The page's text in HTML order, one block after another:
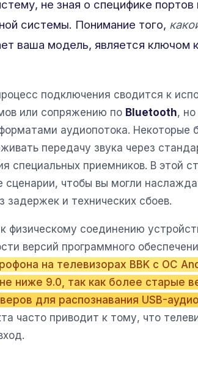
не зная о специфике
системы. Понимание того,
ваша модель, является ключом
подключения сводится к
или сопряжению по Bluetooth,
аудиопотока. Некоторые
передачу звука через
специальных приемников. В этой
чтобы вы могли
задержек и технических сбоев.
физическому соединению
версий программного
на телевизорах BBK с ОС
ниже 9.0, так как более старые
для распознавания USB-
часто приводит к тому, что